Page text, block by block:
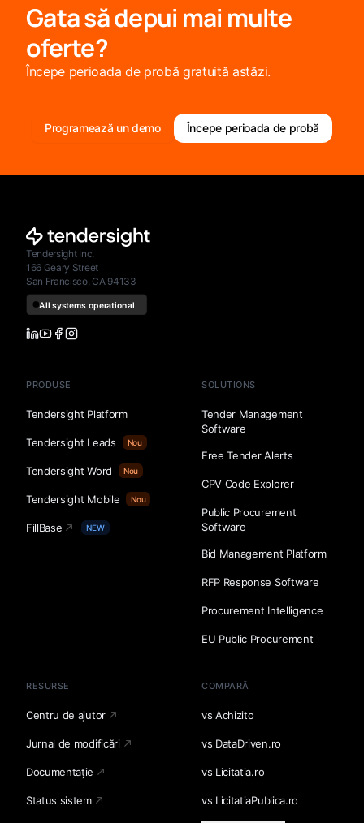
Gata să depui mai multe
oferte?
Începe perioada de probă gratuită astăzi.
Programează un demo Începe perioada de probă
Tendersight Inc.
166 Geary Street
San Francisco, CA 94133
PRODUSE
Tendersight Platform
Tendersight Leads Nou
Tendersight Word Nou
Tendersight Mobile Nou
FillBase NEW
SOLUTIONS
Tender Management
Software
Free Tender Alerts
CPV Code Explorer
Public Procurement
Software
Bid Management Platform
RFP Response Software
Procurement Intelligence
EU Public Procurement
RESURSE
Centru de ajutor
Jurnal de modificări
Documentație
Status sistem
COMPARĂ
vs Achizito
vs DataDriven.ro
vs Licitatia.ro
vs LicitatiaPublica.ro